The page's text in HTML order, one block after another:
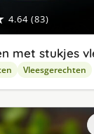
4.64 (83)
met stukjes
Vleesgerechten